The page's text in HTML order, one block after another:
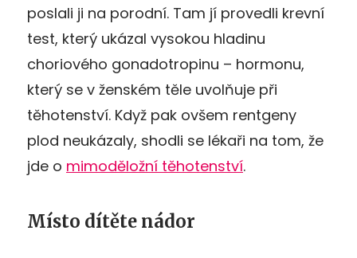
poslali ji na porodní. Tam jí provedli krevní
test, který ukázal vysokou hladinu
choriového gonadotropinu – hormonu,
který se v ženském těle uvolňuje při
těhotenství. Když pak ovšem rentgeny
plod neukázaly, shodli se lékaři na tom, že
jde o mimoděložní těhotenství.
Místo dítěte nádor